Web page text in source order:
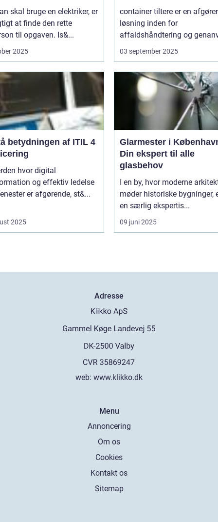
skal bruge en elektriker, er
at finde den rette
til opgaven. Is&...
2025
container tiltere er en
løsning inden for
affaldshåndtering og
03 september 2025
betydningen af ITIL 4
hvor digital
og effektiv ledelse
er afgørende, st&...
2025
Glarmester i
Din ekspert til alle
glasbehov
I en by, hvor moderne
møder historiske bygninger,
en særlig ekspertis...
09 juni 2025
Adresse
web: www.klikko.dk
Menu
Annoncering
Om os
Cookies
Kontakt os
Sitemap